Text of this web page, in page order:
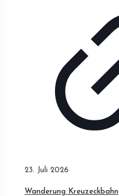
23. Juli 2026
Wanderung Kreuzeckbahn